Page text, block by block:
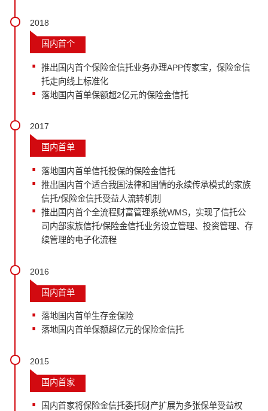
2018
国内首个
推出国内首个保险金信托业务办理APP传家宝，保险金信
托走向线上标准化
落地国内首单保额超2亿元的保险金信托
2017
国内首单
落地国内首单信托投保的保险金信托
推出国内首个适合我国法律和国情的永续传承模式的家族
信托/保险金信托受益人流转机制
推出国内首个全流程财富管理系统WMS，实现了信托公
司内部家族信托/保险金信托业务设立管理、投资管理、存
续管理的电子化流程
2016
国内首单
落地国内首单生存金保险
落地国内首单保额超亿元的保险金信托
2015
国内首家
国内首家将保险金信托委托财产扩展为多张保单受益权